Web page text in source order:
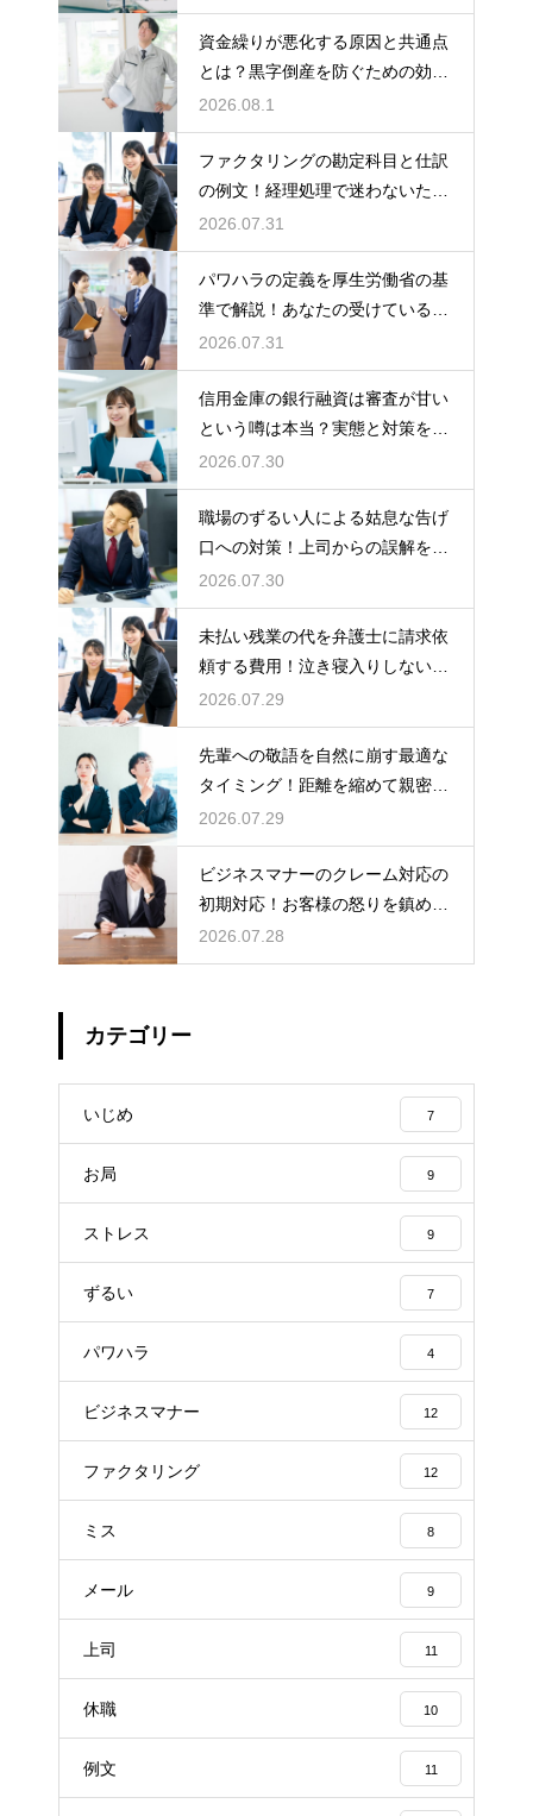
資金繰りが悪化する原因と共通点
とは？黒字倒産を防ぐための効果
的な対策
2026.08.1
ファクタリングの勘定科目と仕訳
の例文！経理処理で迷わないため
の知識
2026.07.31
パワハラの定義を厚生労働省の基
準で解説！あなたの受けている行
為は該当する？
2026.07.31
信用金庫の銀行融資は審査が甘い
という噂は本当？実態と対策を徹
底解説
2026.07.30
職場のずるい人による姑息な告げ
口への対策！上司からの誤解を解
いて自分の身の潔白を証明する手
順
2026.07.30
未払い残業の代を弁護士に請求依
頼する費用！泣き寝入りしないた
めの知識
2026.07.29
先輩への敬語を自然に崩す最適な
タイミング！距離を縮めて親密な
関係を築くためのステップ
2026.07.29
ビジネスマナーのクレーム対応の
初期対応！お客様の怒りを鎮める
謝罪の形
2026.07.28
カテゴリー
いじめ 7
お局 9
ストレス 9
ずるい 7
パワハラ 4
ビジネスマナー 12
ファクタリング 12
ミス 8
メール 9
上司 11
休職 10
例文 11